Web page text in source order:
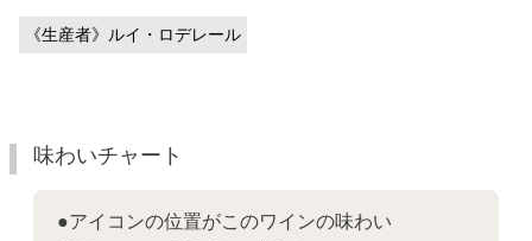
《生産者》ルイ・ロデレール
味わいチャート
●アイコンの位置がこのワインの味わい